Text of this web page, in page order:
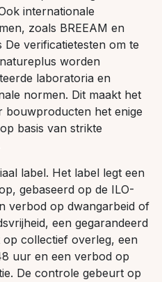
internationale
zoals BREEAM en
verificatietesten om te
worden
laboratoria en
normen. Dit maakt het
het enige
basis van strikte
label. Het label legt een
gebaseerd op de ILO-
verbod op dwangarbeid of
een gegarandeerd
collectief overleg, een
uur en een verbod op
De controle gebeurt op